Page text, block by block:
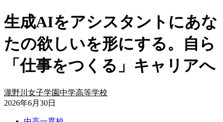
生成AIをアシスタントにあな
たの欲しいを形にする。自ら
「仕事をつくる」キャリアへ
瀧野川女子学園中学高等学校
2026年6月30日